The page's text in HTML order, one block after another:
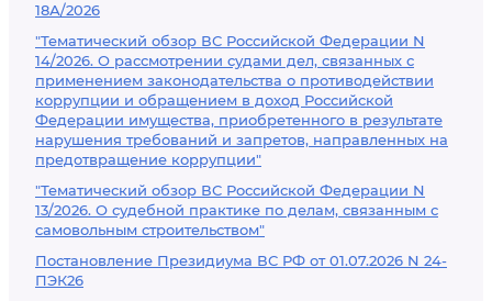
18А/2026
"Тематический обзор ВС Российской Федерации N
14/2026. О рассмотрении судами дел, связанных с
применением законодательства о противодействии
коррупции и обращением в доход Российской
Федерации имущества, приобретенного в результате
нарушения требований и запретов, направленных на
предотвращение коррупции"
"Тематический обзор ВС Российской Федерации N
13/2026. О судебной практике по делам, связанным с
самовольным строительством"
Постановление Президиума ВС РФ от 01.07.2026 N 24-
ПЭК26